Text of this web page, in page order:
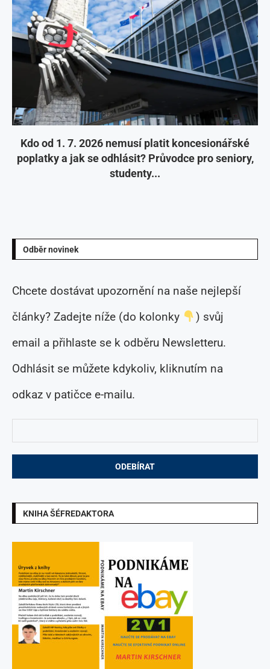
Kdo od 1. 7. 2026 nemusí platit koncesionářské
poplatky a jak se odhlásit? Průvodce pro seniory,
studenty...
Odběr novinek
Chcete dostávat upozornění na naše nejlepší
články? Zadejte níže (do kolonky
) svůj
email a přihlaste se k odběru Newsletteru.
Odhlásit se můžete kdykoliv, kliknutím na
odkaz v patičce e-mailu.
KNIHA ŠÉFREDAKTORA